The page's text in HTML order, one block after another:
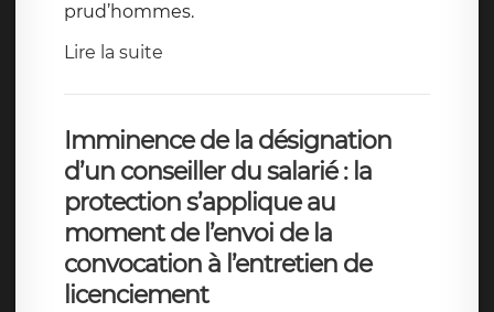
prud’hommes.
Lire la suite
Imminence de la désignation
d’un conseiller du salarié : la
protection s’applique au
moment de l’envoi de la
convocation à l’entretien de
licenciement